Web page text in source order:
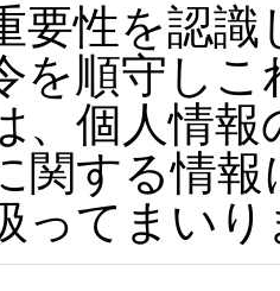
要性を認
を順守し
、個人情
関する情
ってまいり